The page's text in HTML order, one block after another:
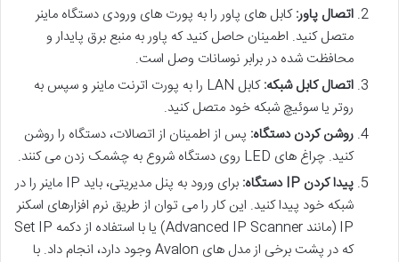
اتصال پاور:کابل های پاور را به پورت های ورودی دستگاه ماینر
متصل کنید. اطمینان حاصل کنید که پاور به منبع برق پایدار و
محافظت شده در برابر نوسانات وصل است.
اتصال کابل شبکه:
کابل LAN را به پورت اترنت ماینر و سپس به
روتر یا سوئیچ شبکه خود متصل کنید.
روشن کردن دستگاه: پس از اطمینان از اتصالات، دستگاه را روشن
کنید. چراغ های LED روی دستگاه شروع به چشمک زدن می کنند.
پیدا کردن IP دستگاه:
برای ورود به پنل مدیریتی، باید IP ماینر را در
شبکه خود پیدا کنید. این کار را می توان از طریق نرم افزارهای اسکنر
IP (مانند Advanced IP Scanner) یا با استفاده از دکمه Set IP
که در پشت برخی از مدل های Avalon وجود دارد، انجام داد. با